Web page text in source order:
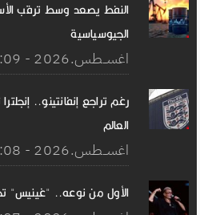
النفط يصعد وسط ترقب
الجيوسياسية
07 اغســطس.2026 - 21:09
رغم تراجع إنفانتينو..
العالم
07 اغســطس.2026 - 21:08
الأول من نوعه.. "غينيس"